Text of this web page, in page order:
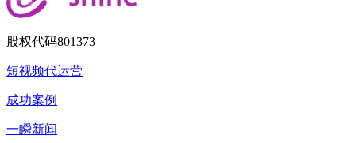
股权代码801373
短视频代运营
成功案例
一瞬新闻